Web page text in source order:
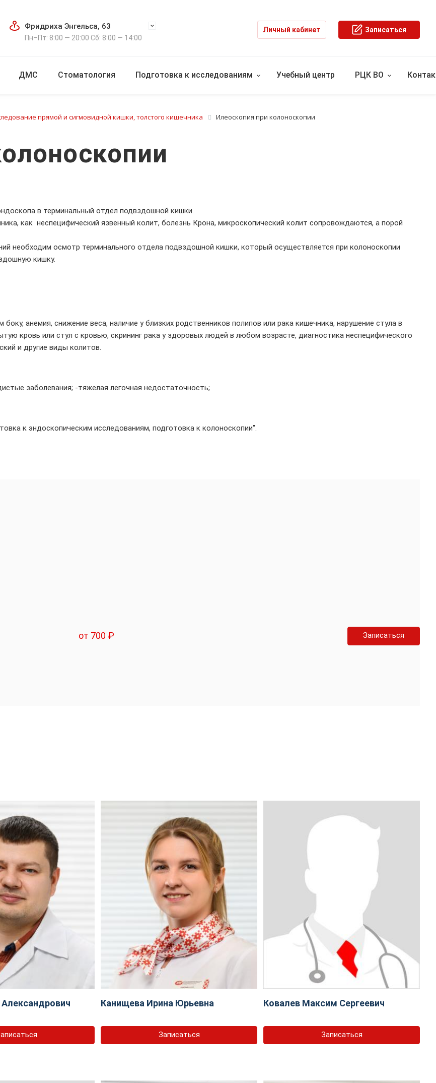
Фридриха Энгельса, 63
Пн–Пт: 8:00 — 20:00 Сб: 8:00 — 14:00
Личный кабинет Записаться
ДМС Стоматология Подготовка к исследованиям Учебный центр РЦК ВО
прямой и сигмовидной кишки, толстого кишечника Илеоскопия при колоноскопии
в терминальный отдел подвздошной кишки.
как неспецифический язвенный колит, болезнь Крона, микроскопический колит сопровождаются, а порой
необходим осмотр терминального отдела подвздошной кишки, который осуществляется при колоноскопии
кишку.
анемия, снижение веса, наличие у близких родственников полипов или рака кишечника, нарушение стула в
кровь или стул с кровью, скрининг рака у здоровых людей в любом возрасте, диагностика неспецифического
и другие виды колитов.
заболевания; -тяжелая легочная недостаточность;
к эндоскопическим исследованиям, подготовка к колоноскопии".
от 700 ₽ Записаться
Александрович Канищева Ирина Юрьевна
Записаться
Ковалев Максим Сергеевич
Записаться